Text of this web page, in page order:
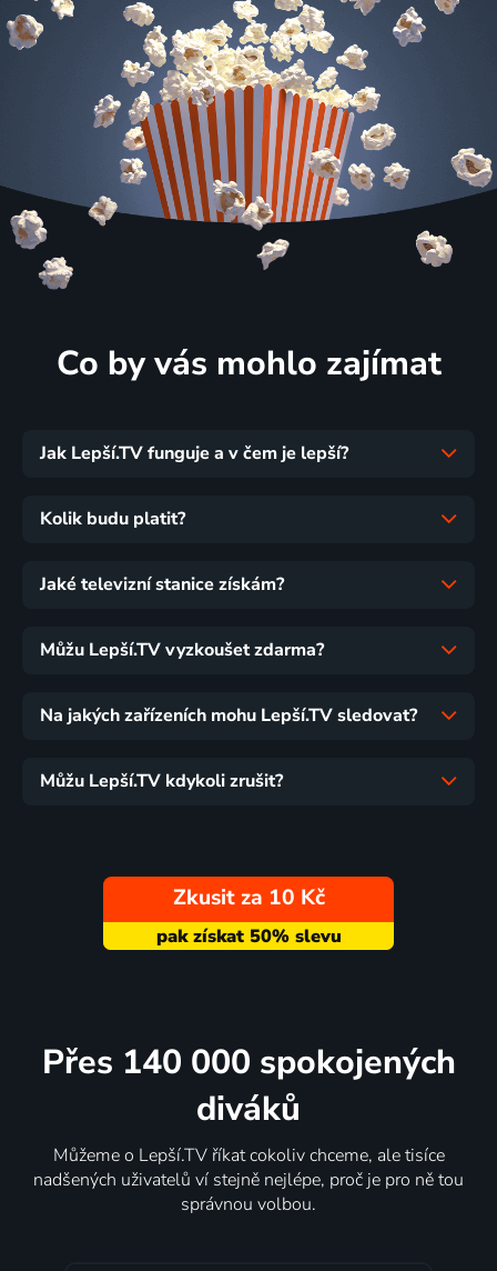
Co by vás mohlo zajímat
Jak Lepší.TV funguje a v čem je lepší?
Kolik budu platit?
Jaké televizní stanice získám?
Můžu Lepší.TV vyzkoušet zdarma?
Na jakých zařízeních mohu Lepší.TV sledovat?
Můžu Lepší.TV kdykoli zrušit?
Zkusit za 10 Kč
Přes 140 000 spokojených
diváků
Můžeme o Lepší.TV říkat cokoliv chceme, ale tisíce
nadšených uživatelů ví stejně nejlépe, proč je pro ně tou
správnou volbou.